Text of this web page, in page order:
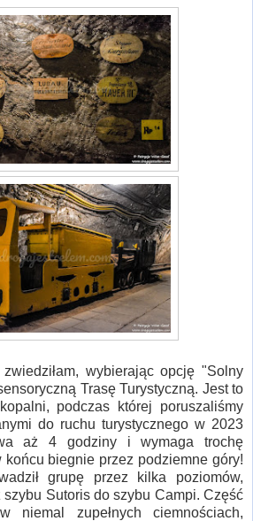
wybierając opcję "Solny
Trasę Turystyczną. Jest to
podczas której poruszaliśmy
do ruchu turystycznego w 2023
aż 4 godziny i wymaga trochę
końcu biegnie przez podziemne góry!
grupę przez kilka poziomów,
szybu Sutoris do szybu Campi. Część
niemal zupełnych ciemnościach,